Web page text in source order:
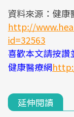
資料來源：健康
http://
id=32563
喜歡本文請按讚
健康醫療網
延伸閱讀